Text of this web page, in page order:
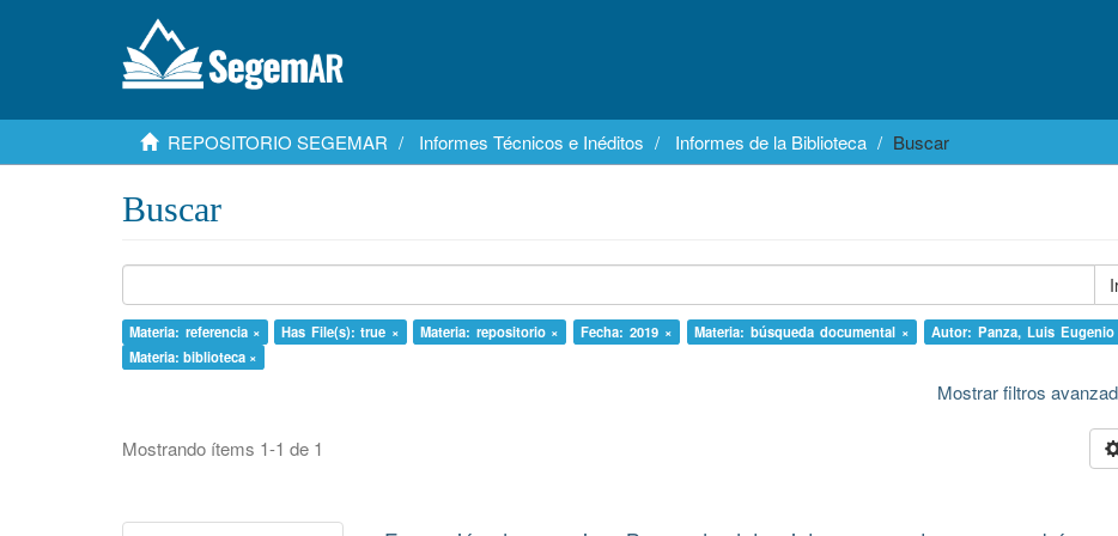
REPOSITORIO SEGEMAR Informes Técnicos e Inéditos Informes de la Biblioteca Buscar
Buscar
Materia: referencia × Has File(s): true × Materia: repositorio × Fecha: 2019 × Materia: búsqueda documental ×
Autor: Panza, Luis Eugenio
Materia: biblioteca ×
Mostrar filtros
Mostrando ítems 1-1 de 1